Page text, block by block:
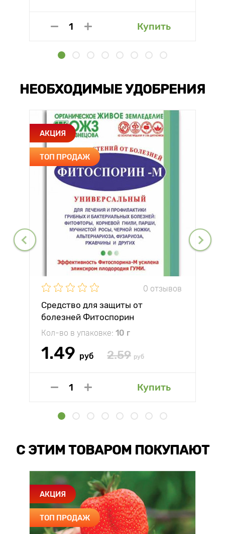
Купить
НЕОБХОДИМЫЕ УДОБРЕНИЯ
АКЦИЯ
ТОП ПРОДАЖ
0 отзывов
Средство для защиты от
болезней Фитоспорин
Кол-во в упаковке: 10 г
1.49 руб 2.59 руб
Купить
С ЭТИМ ТОВАРОМ ПОКУПАЮТ
АКЦИЯ
ТОП ПРОДАЖ